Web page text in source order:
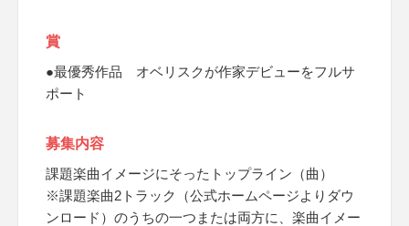
賞
●最優秀作品 オベリスクが作家デビューをフルサ
ポート
募集内容
課題楽曲イメージにそったトップライン（曲）
※課題楽曲2トラック（公式ホームページよりダウ
ンロード）のうちの一つまたは両方に、楽曲イメー